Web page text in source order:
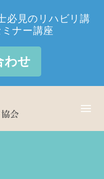
必見のリハビリ講
ナー講座
わせ